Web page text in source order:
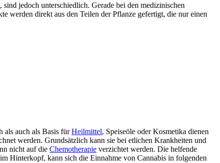
jedoch unterschiedlich. Gerade bei den medizinischen
werden direkt aus den Teilen der Pflanze gefertigt, die nur einen
als auch als Basis fürHeilmittel, Speiseöle oder Kosmetika dienen
werden. Grundsätzlich kann sie bei etlichen Krankheiten und
nicht auf die Chemotherapie verzichtet werden. Die helfende
Hinterkopf, kann sich die Einnahme von Cannabis in folgenden